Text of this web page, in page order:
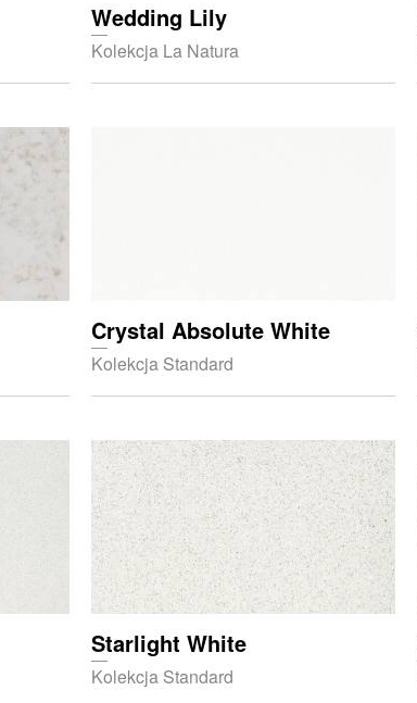
Wedding Lily
Kolekcja La Natura
Crystal Absolute White
Kolekcja Standard
Starlight White
Kolekcja Standard